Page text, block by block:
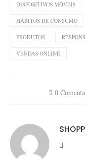
DISPOSITIVOS MÓVEIS
HÁBITOS DE CONSUMO
PRODUTOS
VENDAS ONLINE
0